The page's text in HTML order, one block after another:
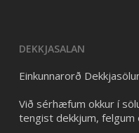
DEKKJASALAN
Einkunnarorð
Við sérhæfum okkur í
tengist dekkjum, felgum